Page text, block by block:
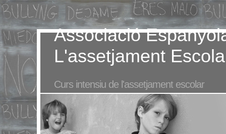
Associació
L'assetjament
Curs intensiu de l'assetjament escolar